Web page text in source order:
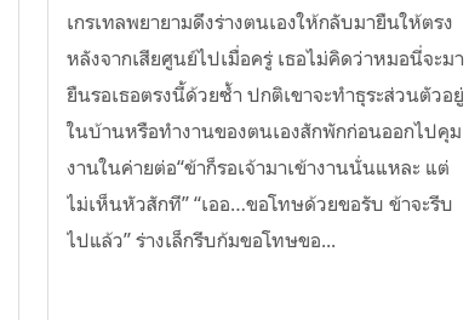
เกรเทลพยายามดึงร่างตนเองให้กลับมายืนให้ตรง
หลังจากเสียศูนย์ไปเมื่อครู่ เธอไม่คิดว่าหมอนี่จะมา
ยืนรอเธอตรงนี้ด้วยซ้ำ ปกติเขาจะทำธุระส่วนตัวอยู่
ในบ้านหรือทำงานของตนเองสักพักก่อนออกไปคุม
งานในค่ายต่อ“ข้าก็รอเจ้ามาเข้างานนั่นแหละ แต่
ไม่เห็นหัวสักที” “เออ…ขอโทษด้วยขอรับ ข้าจะรีบ
ไปแล้ว” ร่างเล็กรีบก้มขอโทษขอ...